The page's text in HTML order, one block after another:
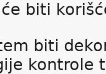
biti
biti
kontrole